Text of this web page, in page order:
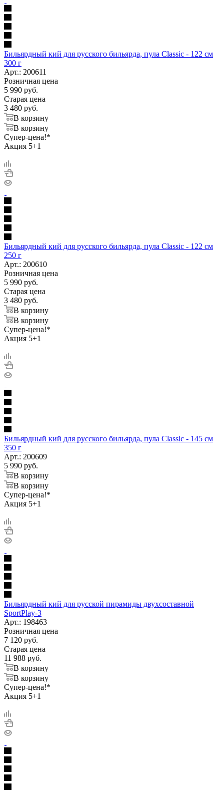
Бильярдный кий для русского бильярда, пула Classic - 122 см
300 г
Арт.: 200611
Розничная цена
5 990 руб.
Старая цена
3 480 руб.
В корзину
В корзину
Супер-цена!*
Акция 5+1
Бильярдный кий для русского бильярда, пула Classic - 122 см
250 г
Арт.: 200610
Розничная цена
5 990 руб.
Старая цена
3 480 руб.
В корзину
В корзину
Супер-цена!*
Акция 5+1
Бильярдный кий для русского бильярда, пула Classic - 145 см
350 г
Арт.: 200609
5 990 руб.
В корзину
В корзину
Супер-цена!*
Акция 5+1
Бильярдный кий для русской пирамиды двухсоставной
SportPlay-3
Арт.: 198463
Розничная цена
7 120 руб.
Старая цена
11 988 руб.
В корзину
В корзину
Супер-цена!*
Акция 5+1